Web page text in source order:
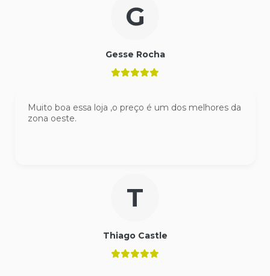
G
Gesse Rocha
Muito boa essa loja ,o preço é um dos melhores da
zona oeste.
T
Thiago Castle